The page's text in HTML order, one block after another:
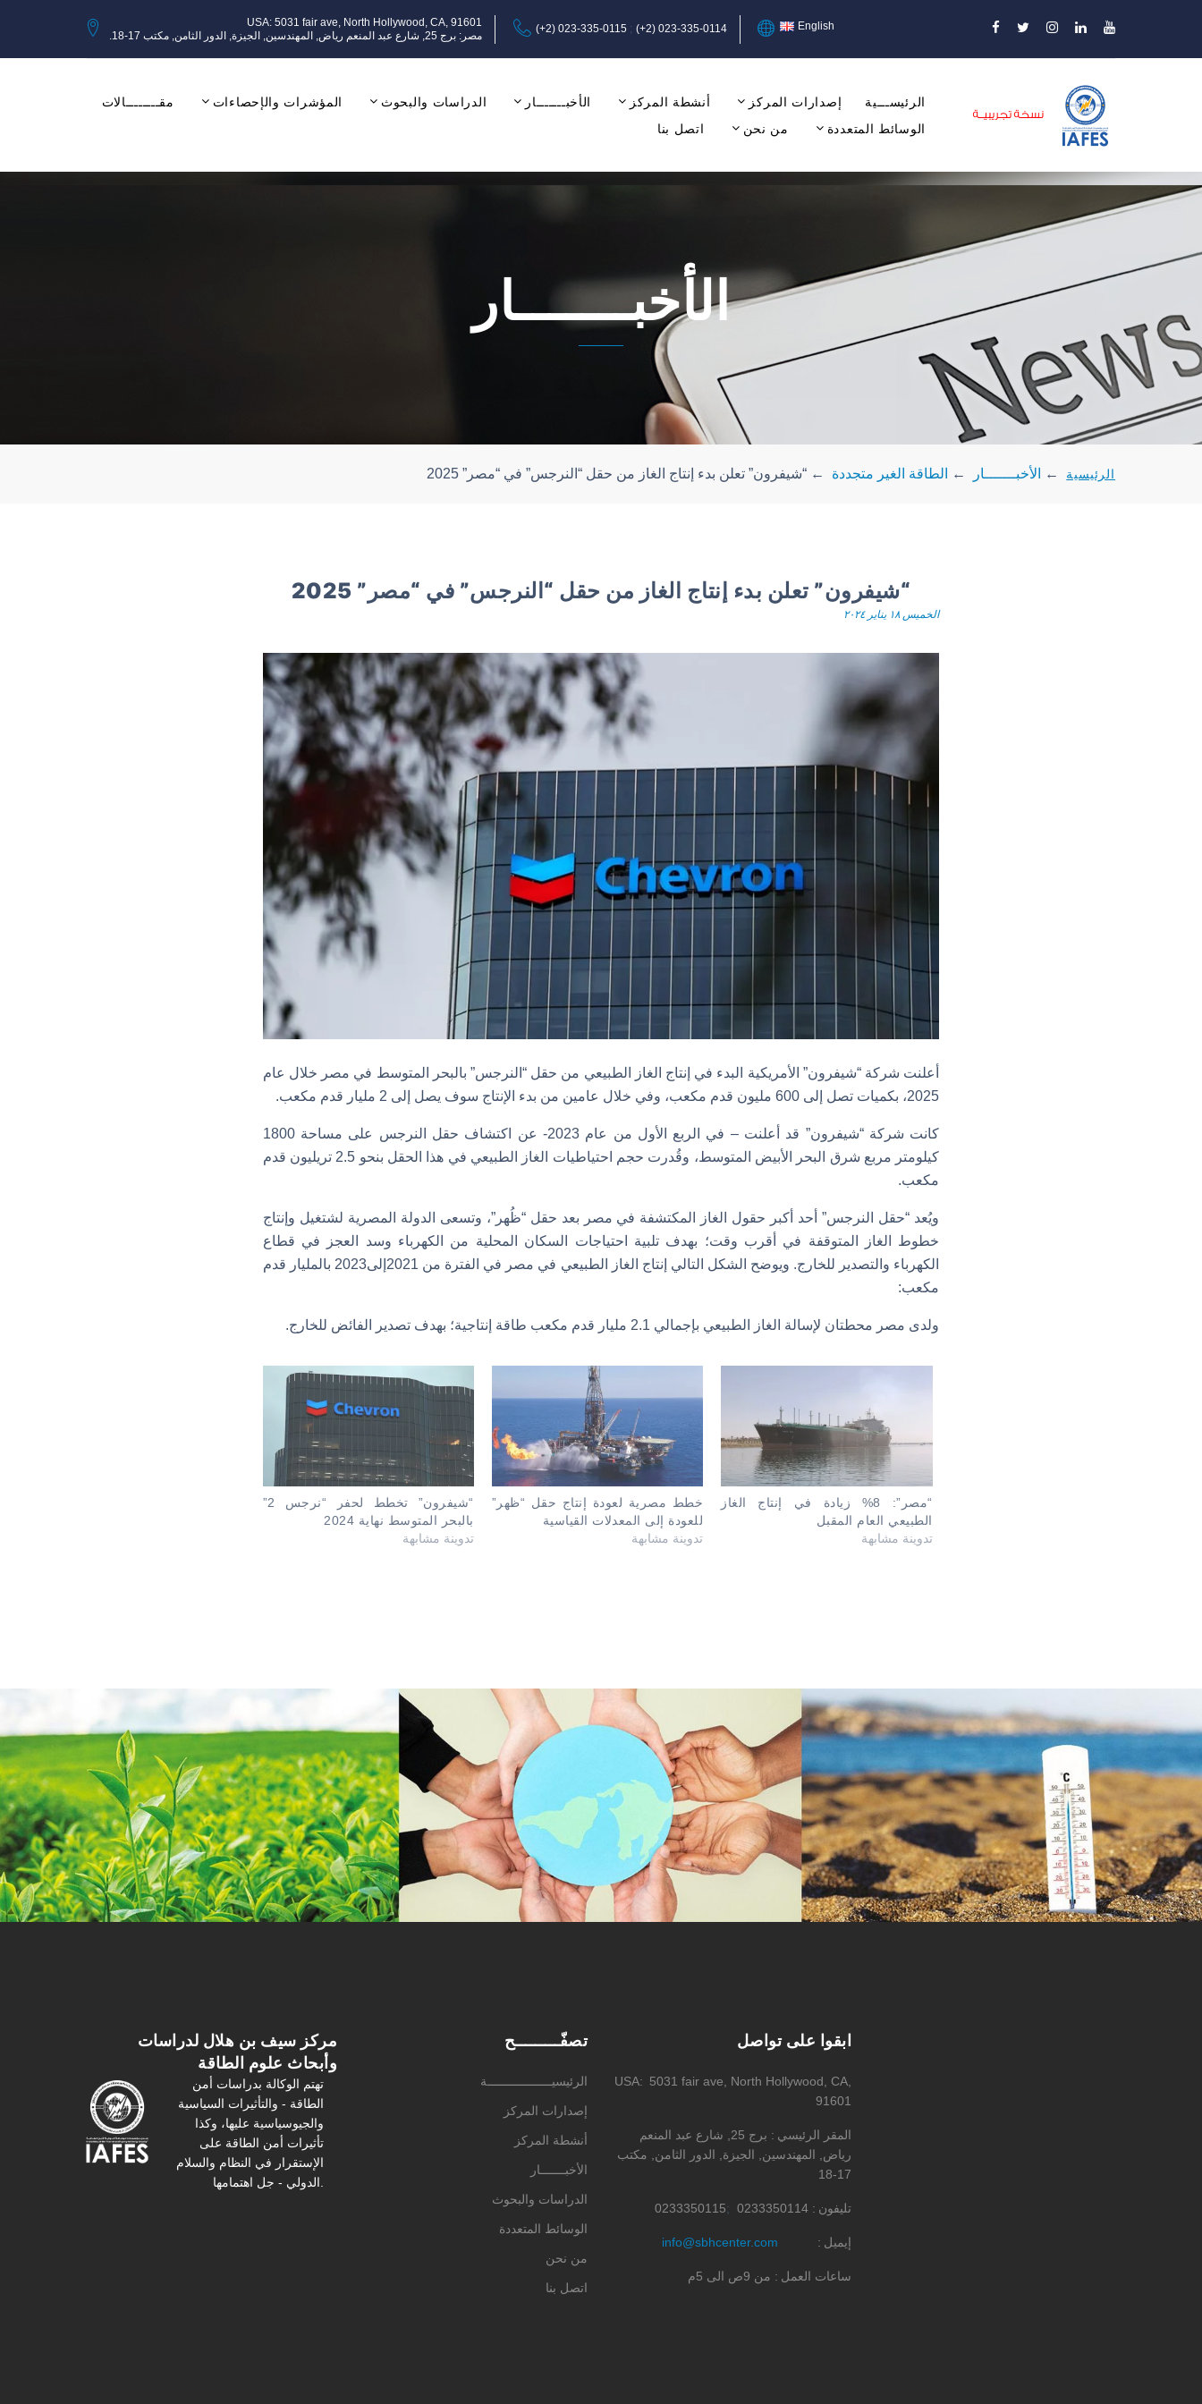
USA: 5031 fair ave, North Hollywood, CA, 91601
مصر: برج 25, شارع عبد المنعم رياض, المهندسين, الجيزة, الدور الثامن, مكتب 17-18.
(+2) 023-335-0115 (+2) 023-335-0114 English
الرئيســـية إصدارات المركز أنشطة المركز الأخبـــــــار الدراسات والبحوث المؤشرات والإحصاءات
مقــــــــالات
الوسائط المتعددة
من نحن اتصل بنا
الأخبـــــــار
الرئيسية ← الأخبـــــــار ← الطاقة الغير متجددة ← “شيفرون” تعلن بدء إنتاج الغاز من حقل “النرجس” في “مصر” 2025
“شيفرون” تعلن بدء إنتاج الغاز من حقل “النرجس” في “مصر” 2025
الخميس ١٨ يناير ٢٠٢٤
أعلنت شركة “شيفرون” الأمريكية البدء في إنتاج الغاز الطبيعي من حقل “النرجس” بالبحر المتوسط في مصر خلال عام
2025، بكميات تصل إلى 600 مليون قدم مكعب، وفي خلال عامين من بدء الإنتاج سوف يصل إلى 2 مليار قدم مكعب.
كانت شركة “شيفرون” قد أعلنت – في الربع الأول من عام 2023- عن اكتشاف حقل النرجس على مساحة 1800
كيلومتر مربع شرق البحر الأبيض المتوسط، وقُدرت حجم احتياطيات الغاز الطبيعي في هذا الحقل بنحو 2.5 تريليون قدم
مكعب.
ويُعد “حقل النرجس” أحد أكبر حقول الغاز المكتشفة في مصر بعد حقل “ظُهر”، وتسعى الدولة المصرية لشتغيل وإنتاج
خطوط الغاز المتوقفة في أقرب وقت؛ بهدف تلبية احتياجات السكان المحلية من الكهرباء وسد العجز في قطاع
الكهرباء والتصدير للخارج. ويوضح الشكل التالي إنتاج الغاز الطبيعي في مصر في الفترة من 2021إلى2023 بالمليار قدم
مكعب:
ولدى مصر محطتان لإسالة الغاز الطبيعي بإجمالي 2.1 مليار قدم مكعب طاقة إنتاجية؛ بهدف تصدير الفائض للخارج.
“شيفرون” تخطط لحفر “نرجس 2”
بالبحر المتوسط نهاية 2024
تدوينة مشابهة
خطط مصرية لعودة إنتاج حقل “ظهر”
للعودة إلى المعدلات القياسية
تدوينة مشابهة
“مصر”: 8% زيادة في إنتاج الغاز
الطبيعي العام المقبل
تدوينة مشابهة
مركز سیف بن هلال لدراسات
وأبحاث علوم الطاقة
تهتم الوكالة بدراسات أمن
الطاقة - والتأثیرات السیاسیة
والجیوسیاسیة عليها، وكذا
تأثیرات أمن الطاقة على
الإستقرار في النظام والسلام
تصفّـــــــــح
الرئيسيــــــــــــــــــة
إصدارات المركز
أنشطة المركز
الأخبـــــــار
الدراسات والبحوث
الوسائط المتعددة
من نحن
اتصل بنا
ابقوا على تواصل
USA
5031 fair ave, North Hollywood, CA,
91601
المقر الرئيسي
برج 25, شارع عبد المنعم
رياض, المهندسين, الجيزة, الدور الثامن, مكتب
17-18
تليفون 0233350114
0233350115
إيميل info@sbhcenter.com
ساعات العمل من 9ص الى 5م